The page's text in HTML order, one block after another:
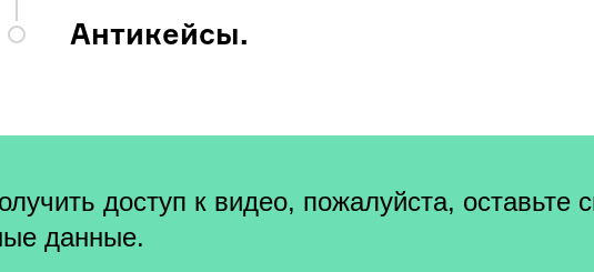
Антикейсы.
доступ к видео, пожалуйста, оставьте
данные.